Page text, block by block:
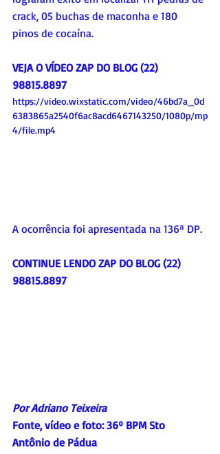
crack, 05 buchas de maconha e 180
pinos de cocaína.
VEJA O VÍDEO ZAP DO BLOG (22)
98815.8897
https://video.wixstatic.com/video/46bd7a_0d
6383865a2540f6ac8acd6467143250/1080p/mp
4/file.mp4
A ocorrência foi apresentada na 136ª DP.
CONTINUE LENDO ZAP DO BLOG (22)
98815.8897
Por Adriano Teixeira
Fonte, vídeo e foto: 36º BPM Sto
Antônio de Pádua